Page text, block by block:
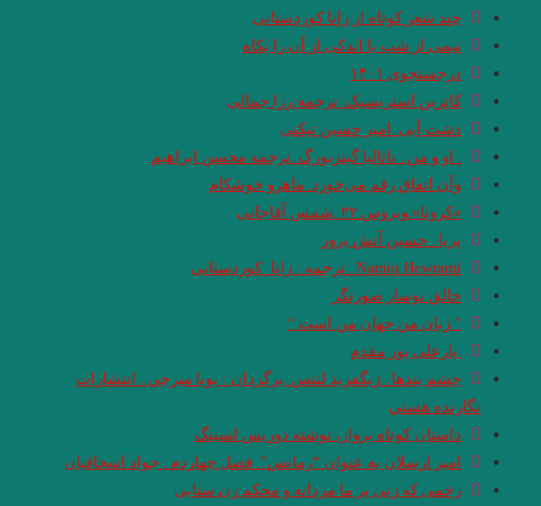
چند شعر کوتاه از زانا کوردستانی
نيمى از شب يا اندكى از آن را بكاه
درجستجوی ۱۴۰۱
کاترین استریسیک. ترجمه:رزا جمالی
دشت آبی .امیر حسین تیکنی
. او و من . ناتالیا گینزبورگ .ترجمه محسن ابراهیم
وآن اتفاق رقم می‌خورد. ماهرو خوشکام
«کرونا» ویروس ۲۲ .شمس آقاجانی
پریا . حسین آتش پرور
Namiq Hewrami . ترجمه : زانا_کوردستانی
خالق نوساز صورتگر
” زبان من جهان من است “
.یارعلی پور مقدم
چشم بندها . زیگفرید لنتس .برگردان : پويا ميرچي . انتشارات
نگارنده هستي
داستان کوتاه پرواز، نوشته دوریس لسینگ
امیر ارسلان به عنوان “رمانس”. فصل چهاردم . جواد اسحاقیان
زخمی که زنی بر ما مردانه و محکم زن.سنایی